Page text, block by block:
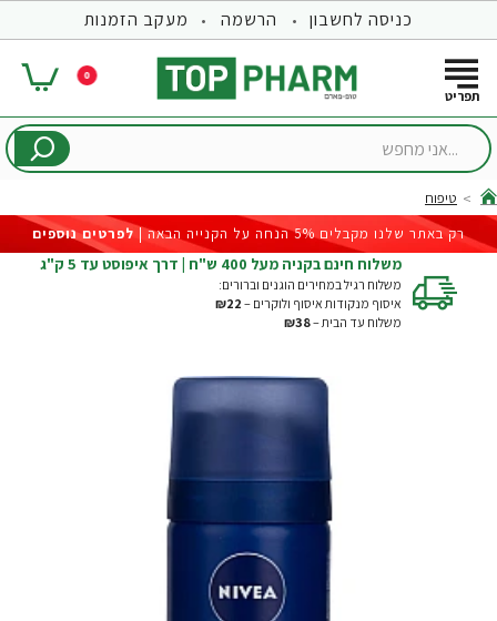
כניסה לחשבון הרשמה מעקב הזמנות
0
...אני
home
טיפוח
רק באתר שלנו מקבלים 5% הנחה על הקנייה הבאה |
לפרטים נוספים
משלוח חינם בקניה מעל 400 ש"ח | דרך איפוסט עד 5 ק"ג
משלוח רגיל במחירים הוגנים וברורים:
איסוף מנקודות איסוף ולוקרים – ₪22
משלוח עד הבית –₪38